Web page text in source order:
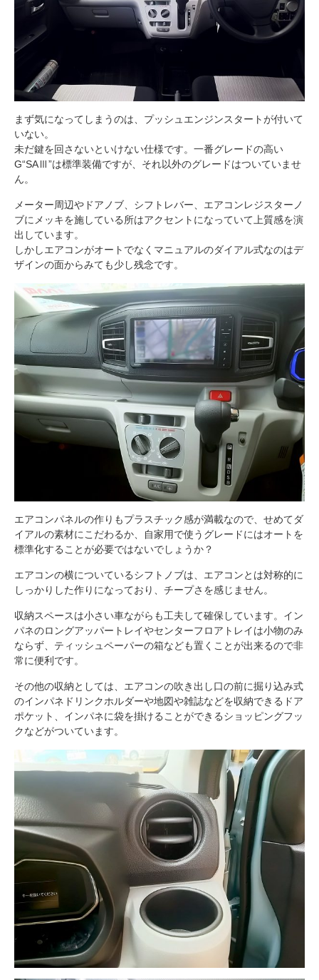
まず気になってしまうのは、プッシュエンジンスタートが付いて
いない。
未だ鍵を回さないといけない仕様です。一番グレードの高い
G“SAⅢ”は標準装備ですが、それ以外のグレードはついていませ
ん。
メーター周辺やドアノブ、シフトレバー、エアコンレジスターノ
ブにメッキを施している所はアクセントになっていて上質感を演
出しています。
しかしエアコンがオートでなくマニュアルのダイアル式なのはデ
ザインの面からみても少し残念です。
エアコンパネルの作りもプラスチック感が満載なので、せめてダ
イアルの素材にこだわるか、自家用で使うグレードにはオートを
標準化することが必要ではないでしょうか？
エアコンの横についているシフトノブは、エアコンとは対称的に
しっかりした作りになっており、チープさを感じません。
収納スペースは小さい車ながらも工夫して確保しています。イン
パネのロングアッパートレイやセンターフロアトレイは小物のみ
ならず、ティッシュペーパーの箱なども置くことが出来るので非
常に便利です。
その他の収納としては、エアコンの吹き出し口の前に掘り込み式
のインパネドリンクホルダーや地図や雑誌などを収納できるドア
ポケット、インパネに袋を掛けることができるショッピングフッ
クなどがついています。